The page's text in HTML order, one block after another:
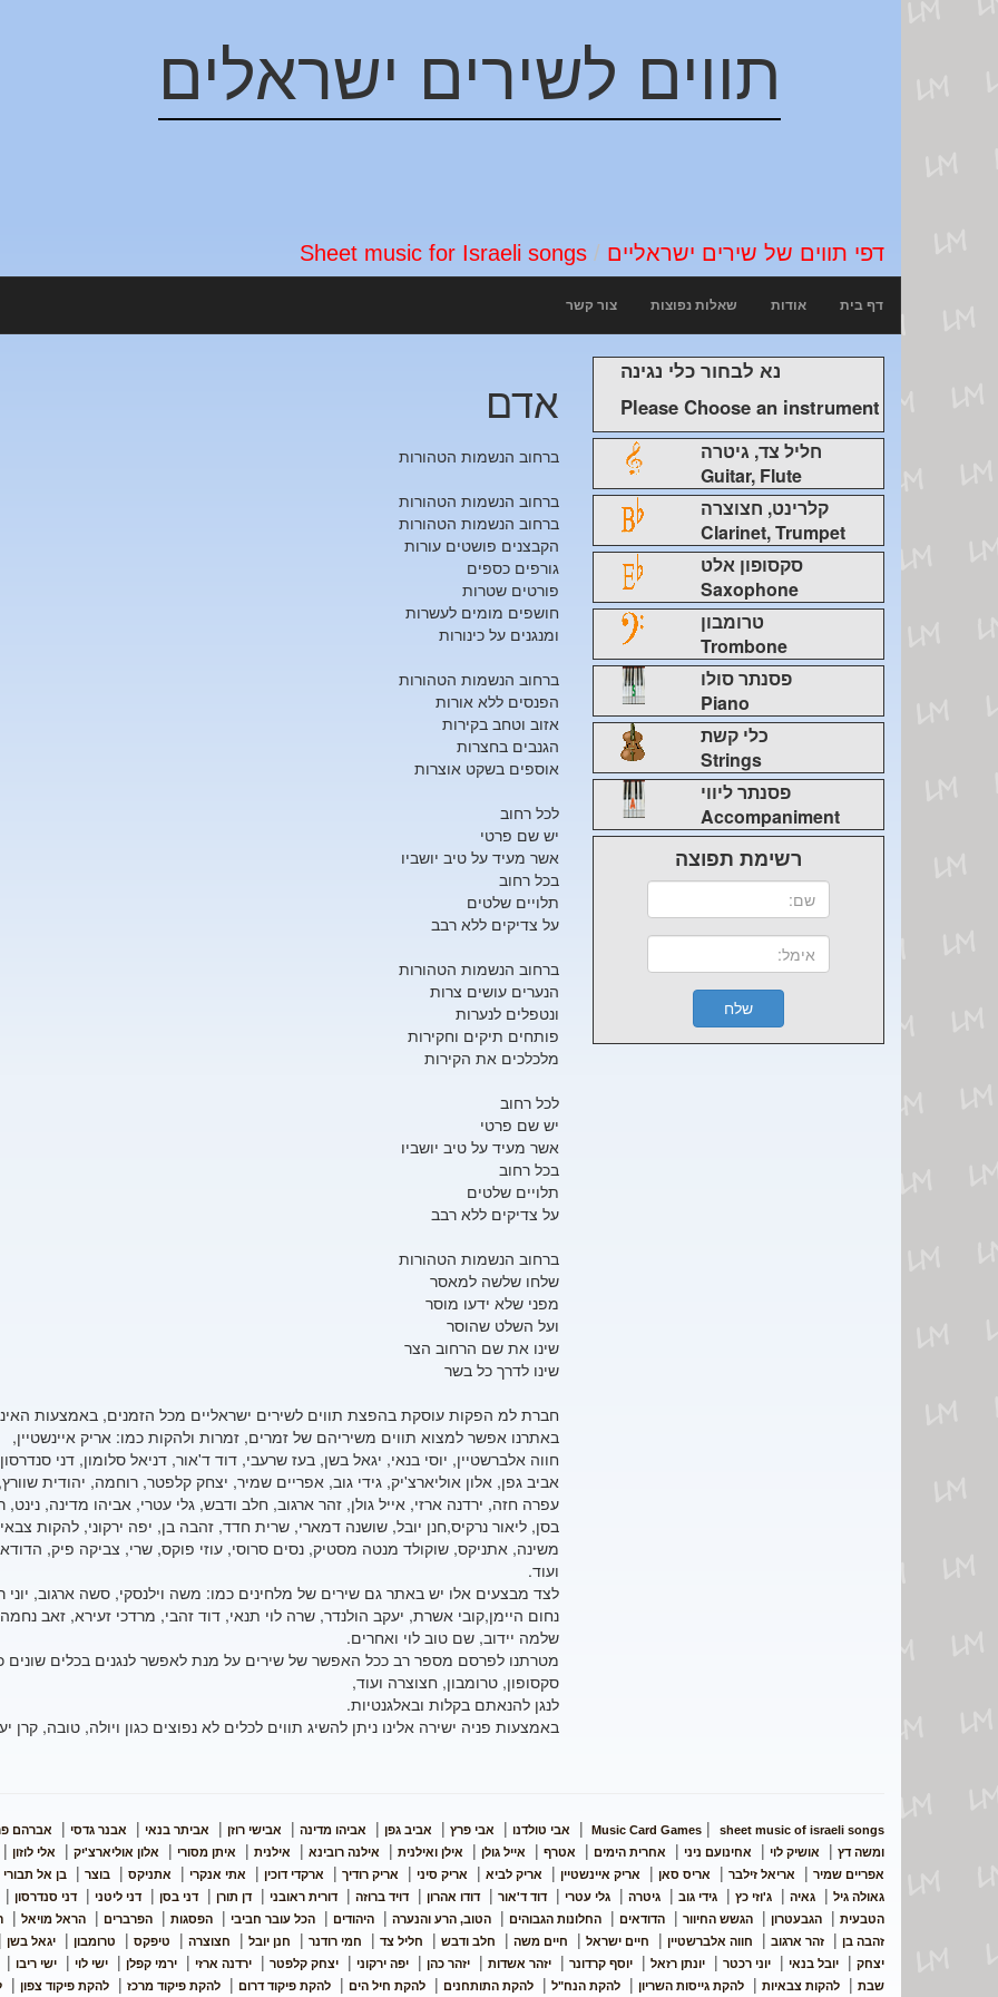
תווים לשירים ישראלים
דפי תווים של שירים ישראליים /
דף בית אודות שאלות נפוצות צור קשר
אדם
ברחוב הנשמות הטהורות
ברחוב הנשמות הטהורות
ברחוב הנשמות הטהורות
הקבצנים פושטים עורות
גורפים כספים
פורטים שטרות
חושפים מומים לעשרות
ומנגנים על כינורות
ברחוב הנשמות הטהורות
הפנסים ללא אורות
אזוב וטחב בקירות
הגנבים בחצרות
אוספים בשקט אוצרות
לכל רחוב
יש שם פרטי
אשר מעיד על טיב יושביו
בכל רחוב
תלויים שלטים
על צדיקים ללא רבב
ברחוב הנשמות הטהורות
הנערים עושים צרות
ונטפלים לנערות
פותחים תיקים וחקירות
מלכלכים את הקירות
לכל רחוב
יש שם פרטי
אשר מעיד על טיב יושביו
בכל רחוב
תלויים שלטים
על צדיקים ללא רבב
ברחוב הנשמות הטהורות
שלחו שלשה למאסר
מפני שלא ידעו מוסר
ועל השלט שהוסר
שינו את שם הרחוב הצר
שינו לדרך כל בשר
חברת למ הפקות עוסקת בהפצת תווים לשירים ישראליים מכל הזמנים, באמצעות
באתרנו אפשר למצוא תווים משיריהם של זמרים, זמרות ולהקות כמו: אריק איינשטיין,
חווה אלברשטיין, יוסי בנאי, יגאל בשן, בעז שרעבי, דוד ד'אור, דניאל סלומון, דני
אביב גפן, אלון אוליארצ'יק, גידי גוב, אפריים שמיר, יצחק קלפטר, רוחמה, יהודית
עפרה חזה, ירדנה ארזי, אייל גולן, זהר ארגוב, חלב ודבש, גלי עטרי, אביהו מדינה,
בסן, ליאור נרקיס,חנן יובל, שושנה דמארי, שרית חדד, זהבה בן, יפה ירקוני, להקות
משינה, אתניקס, שוקולד מנטה מסטיק, נסים סרוסי, עוזי פוקס, שרי, צביקה פיק,
ועוד.
לצד מבצעים אלו יש באתר גם שירים של מלחינים כמו: משה וילנסקי, סשה ארגוב, יוני
נחום היימן,קובי אשרת, יעקב הולנדר, שרה לוי תנאי, דוד זהבי, מרדכי זעירא, זאב
שלמה יידוב, שם טוב לוי ואחרים.
מטרתנו לפרסם מספר רב ככל האפשר של שירים על מנת לאפשר לנגנים בכלים שונים
סקסופון, טרומבון, חצוצרה ועוד,
לנגן להנאתם בקלות ובאלגנטיות.
באמצעות פניה ישירה אלינו ניתן להשיג תווים לכלים לא נפוצים כגון ויולה, טובה, קרן
נא לבחור כלי נגינה
Please Choose an instrument
חליל צד, גיטרה
Guitar, Flute
קלרינט, חצוצרה
Clarinet, Trumpet
סקסופון אלט
Saxophone
טרומבון
Trombone
פסנתר סולו
Piano
כלי קשת
Strings
פסנתר ליווי
Accompaniment
רשימת תפוצה
Music Card Games | sheet music of israeli songs
| אבי טולדנו | אבי פרץ | אביב גפן | אביהו מדינה | אבישי רוזן | אביתר בנאי | אבנר גדסי |
אברהם
ומשה דץ | אושיק לוי | אחינועם ניני | אחרית הימים | אטרף | אייל גולן | אילן ואילנית | אילנה רובינא | אילנית | איתן מסורי | אלון אוליארצ'יק | אלי לוזון
אפריים שמיר | אריאל זילבר | אריס סאן | אריק איינשטיין | אריק לביא | אריק סיני | אריק רודיך | ארקדי דוכין | אתי אנקרי | אתניקס | בוצר | בן אל תבורי
גאולה גיל | גאיה | ג'וזי כץ | גידי גוב | גיטרה | גלי עטרי |דוד ד'אור |דודו אהרון |דויד ברוזה |דורית ראובני |דן תורן |דני בסן |דני ליטני |דני סנדרסון
הטבעית | הגבעטרון | הגשש החיוור | הדודאים | החלונות הגבוהים | הטוב, הרע והנערה | היהודים | הכל עובר חביבי | הפסגות | הפרברים | הראל מויאל |
זהבה בן | זהר ארגוב | חווה אלברשטיין | חיים ישראל | חיים משה | חלב ודבש | חליל צד | חמי רודנר | חנן יובל | חצוצרה | טיפקס | טרומבון | יגאל בשן
יצחק | יובל בנאי | יוני רכטר | יונתן רזאל | יוסף קרדונר | יזהר אשדות | יזהר כהן | יפה ירקוני | יצחק קלפטר | ירדנה ארזי | ירמי קפלן | ישי לוי | ישי ריבו
שבת | להקות צבאיות | להקת גייסות השריון | להקת הנח"ל | להקת התותחנים | להקת חיל הים | להקת פיקוד דרום | להקת פיקוד מרכז | להקת פיקוד צפון |